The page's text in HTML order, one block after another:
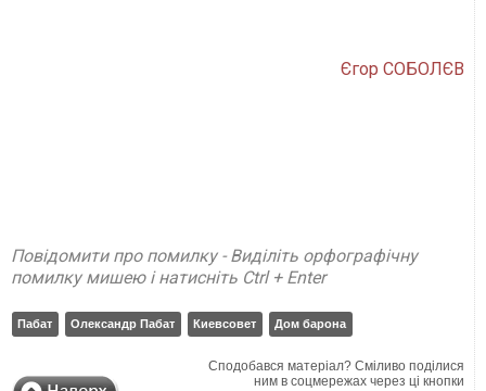
Єгор СОБОЛЄВ
Повідомити про помилку - Виділіть орфографічну
помилку мишею і натисніть Ctrl + Enter
Пабат Олександр Пабат Киевсовет Дом барона
Сподобався матеріал? Сміливо поділися
ним в соцмережах через ці кнопки